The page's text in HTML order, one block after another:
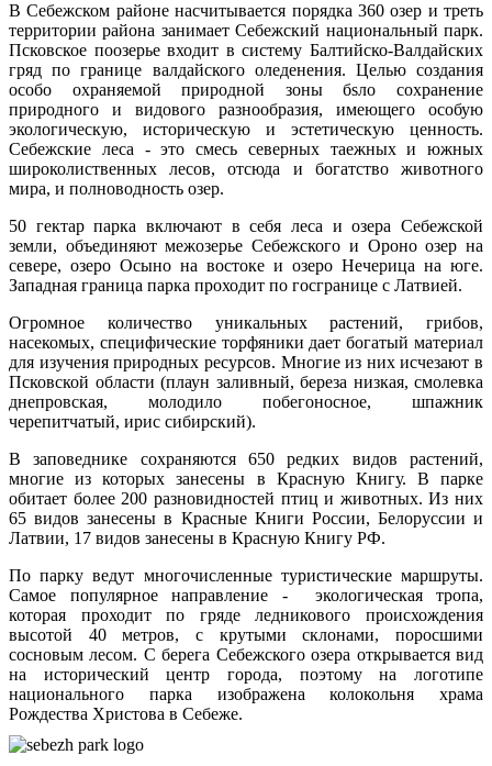
В Себежском районе насчитывается порядка 360 озер и треть
территории района занимает Себежский национальный парк.
Псковское поозерье входит в систему Балтийско-Валдайских
гряд по границе валдайского оледенения. Целью создания
особо охраняемой природной зоны бsло сохранение
природного и видового разнообразия, имеющего особую
экологическую, историческую и эстетическую ценность.
Себежские леса - это смесь северных таежных и южных
широколиственных лесов, отсюда и богатство животного
мира, и полноводность озер.
50 гектар парка включают в себя леса и озера Себежской
земли, объединяют межозерье Себежского и Ороно озер на
севере, озеро Осыно на востоке и озеро Нечерица на юге.
Западная граница парка проходит по госгранице с Латвией.
Огромное количество уникальных растений, грибов,
насекомых, специфические торфяники дает богатый материал
для изучения природных ресурсов. Многие из них исчезают в
Псковской области (плаун заливный, береза низкая, смолевка
днепровская, молодило побегоносное, шпажник
черепитчатый, ирис сибирский).
В заповеднике сохраняются 650 редких видов растений,
многие из которых занесены в Красную Книгу. В парке
обитает более 200 разновидностей птиц и животных. Из них
65 видов занесены в Красные Книги России, Белоруссии и
Латвии, 17 видов занесены в Красную Книгу РФ.
По парку ведут многочисленные туристические маршруты.
Самое популярное направление - экологическая тропа,
которая проходит по гряде ледникового происхождения
высотой 40 метров, с крутыми склонами, поросшими
сосновым лесом. С берега Себежского озера открывается вид
на исторический центр города, поэтому на логотипе
национального парка изображена колокольня храма
Рождества Христова в Себеже.